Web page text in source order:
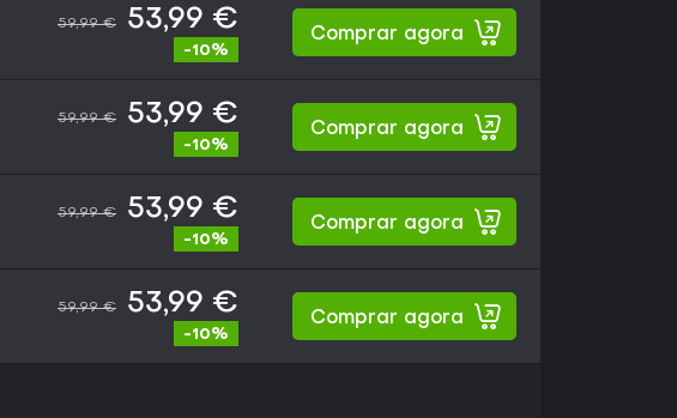
59,99 € 53,99 €
-10%
Comprar agora
59,99 € 53,99 €
-10%
Comprar agora
59,99 € 53,99 €
-10%
Comprar agora
59,99 € 53,99 €
-10%
Comprar agora